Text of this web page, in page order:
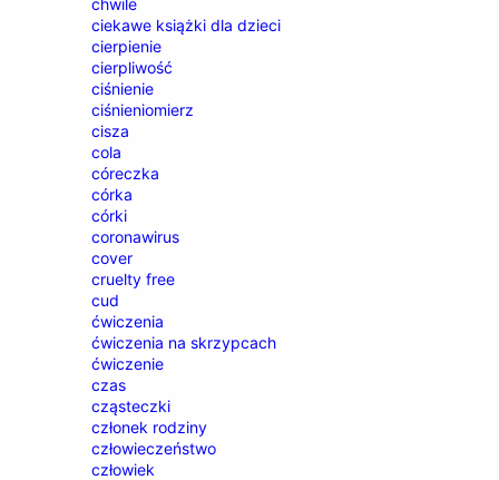
chwile
ciekawe książki dla dzieci
cierpienie
cierpliwość
ciśnienie
ciśnieniomierz
cisza
cola
córeczka
córka
córki
coronawirus
cover
cruelty free
cud
ćwiczenia
ćwiczenia na skrzypcach
ćwiczenie
czas
cząsteczki
członek rodziny
człowieczeństwo
człowiek